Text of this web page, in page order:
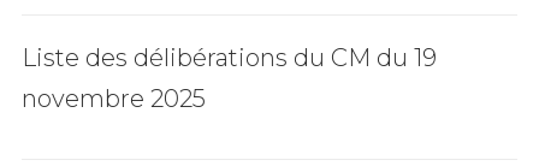
Liste des délibérations du CM du 19
novembre 2025